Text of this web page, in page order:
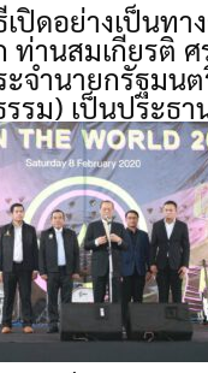
ปิดอย่างเป็นทา
ท่านสมเกียรติ
จำนายกรัฐมนต
รม) เป็นประธา